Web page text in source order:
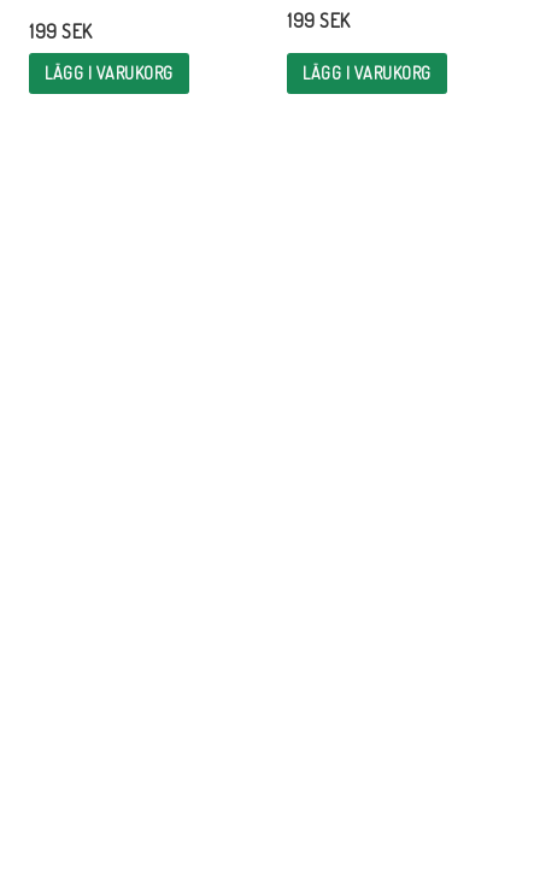
199 SEK
LÄGG I VARUKORG
199 SEK
LÄGG I VARUKORG